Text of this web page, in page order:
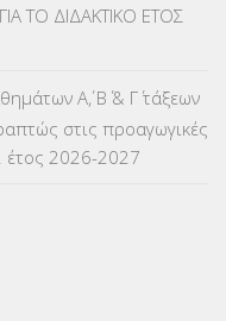
(319)
ΤΟ ΔΙΔΑΚΤΙΚΟ ΕΤΟΣ
Α΄, Β΄ & Γ΄ τάξεων
στις προαγωγικές
έτος 2026-2027